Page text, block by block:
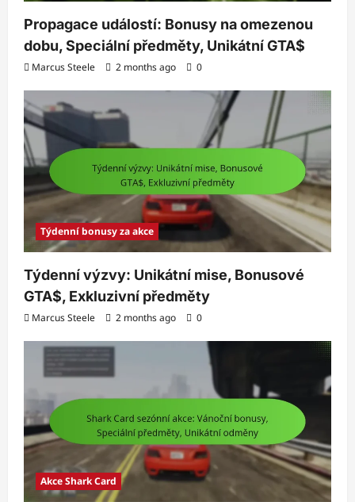
Propagace událostí: Bonusy na omezenou
dobu, Speciální předměty, Unikátní GTA$
Marcus Steele 2 months ago 0
Týdenní bonusy za akce
Týdenní výzvy: Unikátní mise, Bonusové
GTA$, Exkluzivní předměty
Marcus Steele 2 months ago 0
Akce Shark Card